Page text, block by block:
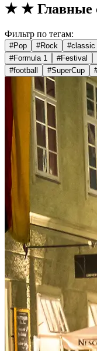
★ ★ Главные
Фильтр по тегам:
#Pop #Rock #classic
#Formula 1 #Festival
#football #SuperCup